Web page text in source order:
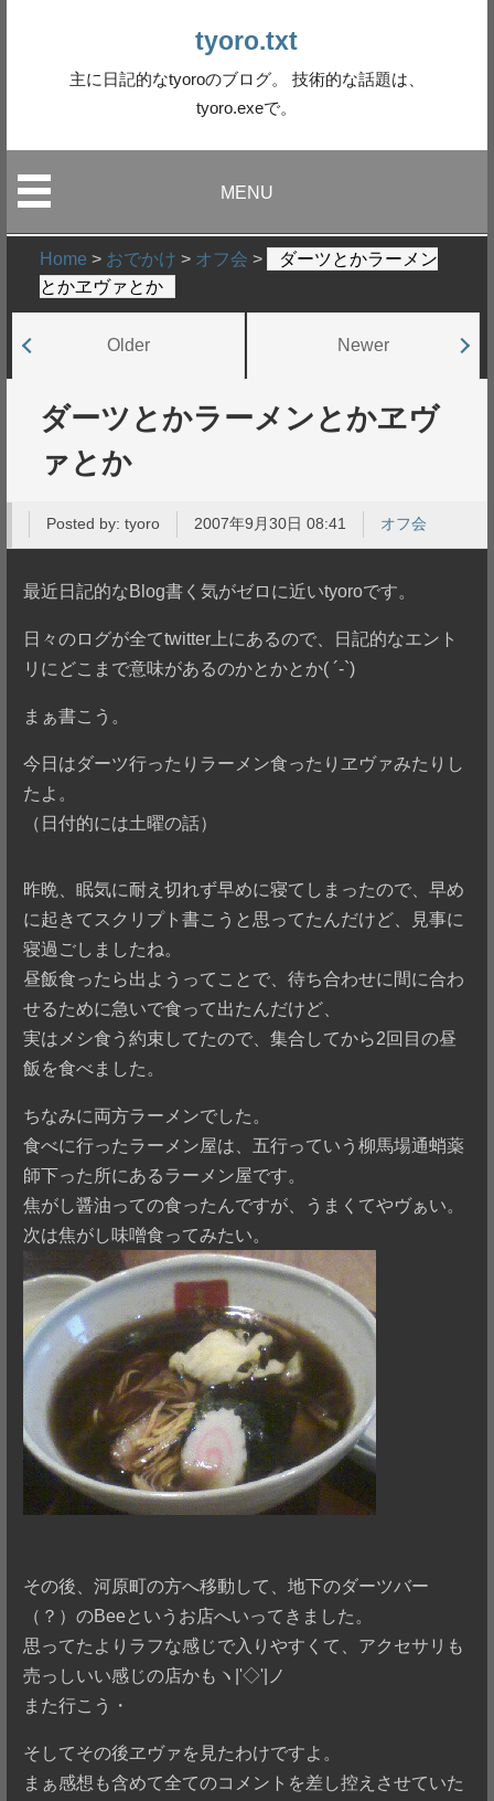
tyoro.txt
主に日記的なtyoroのブログ。 技術的な話題は、
tyoro.exeで。
MENU
Home > おでかけ > オフ会 >
ダーツとかラーメン
とかヱヴァとか
Older Newer
ダーツとかラーメンとかヱヴ
ァとか
Posted by:tyoro 2007年9月30日 08:41 オフ会
最近日記的なBlog書く気がゼロに近いtyoroです。
日々のログが全てtwitter上にあるので、日記的なエント
リにどこまで意味があるのかとかとか( ´-`)
まぁ書こう。
今日はダーツ行ったりラーメン食ったりヱヴァみたりし
たよ。
（日付的には土曜の話）
昨晩、眠気に耐え切れず早めに寝てしまったので、早め
に起きてスクリプト書こうと思ってたんだけど、見事に
寝過ごしましたね。
昼飯食ったら出ようってことで、待ち合わせに間に合わ
せるために急いで食って出たんだけど、
実はメシ食う約束してたので、集合してから2回目の昼
飯を食べました。
ちなみに両方ラーメンでした。
食べに行ったラーメン屋は、五行っていう柳馬場通蛸薬
師下った所にあるラーメン屋です。
焦がし醤油っての食ったんですが、うまくてやヴぁい。
次は焦がし味噌食ってみたい。
その後、河原町の方へ移動して、地下のダーツバー
（？）のBeeというお店へいってきました。
思ってたよりラフな感じで入りやすくて、アクセサリも
売っしいい感じの店かもヽ|'◇'|ノ
また行こう・
そしてその後ヱヴァを見たわけですよ。
まぁ感想も含めて全てのコメントを差し控えさせていた